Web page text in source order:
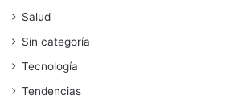
Salud
Sin categoría
Tecnología
Tendencias